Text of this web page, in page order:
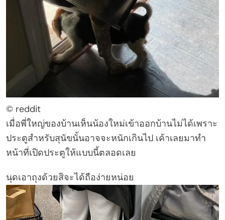
© reddit
เมื่อพี่ใหญ่ของบ้านเห็นน้องใหม่เข้าออกบ้านไม่ได้เพราะ
ประตูสำหรับสุนัขนั้นอาจจะหนักเกินไป เค้าเลยมาทำ
หน้าที่เปิดประตูให้แบบนี้ตลอดเลย
นุดเอาถุงด้วยสิจะได้ถือง่ายหน่อย